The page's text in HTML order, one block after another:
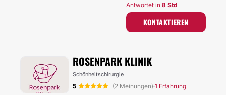
Antwortet in 8 Std
KONTAKTIEREN
ROSENPARK KLINIK
Schönheitschirurgie
5 (2 Meinungen)·1 Erfahrung